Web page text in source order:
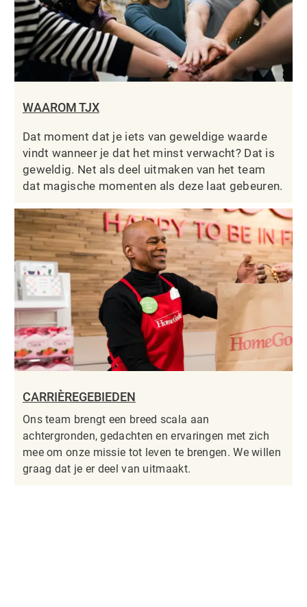
WAAROM TJX
Dat moment dat je iets van geweldige waarde
vindt wanneer je dat het minst verwacht? Dat is
geweldig. Net als deel uitmaken van het team
dat magische momenten als deze laat gebeuren.
CARRIÈREGEBIEDEN
Ons team brengt een breed scala aan
achtergronden, gedachten en ervaringen met zich
mee om onze missie tot leven te brengen. We willen
graag dat je er deel van uitmaakt.